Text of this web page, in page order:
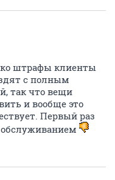
штрафы клиенты
с полным
так что вещи
и вообще это
Первый раз